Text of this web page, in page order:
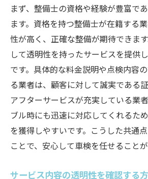
安心して利用できる業者の
安全運転を支えるサービス
事故を未然に防ぐための検
安全を重視したサービスの
実績から読む信頼できる車検業
過去の実績が示す信頼性の
実績に基づく客観的な評価
長年の経験が保証する安心
実績を活用した業者選びの
まず、整備士の資格や経験が豊富で
ます。資格を持つ整備士が在籍する
性が高く、正確な整備が期待できま
して透明性を持ったサービスを提供
です。具体的な料金説明や点検内容
る業者は、顧客に対して誠実である
アフターサービスが充実している業
ブル時にも迅速に対応してくれるた
を獲得しやすいです。こうした共通
ことで、安心して車検を任せること
サービス内容の透明性を確認する